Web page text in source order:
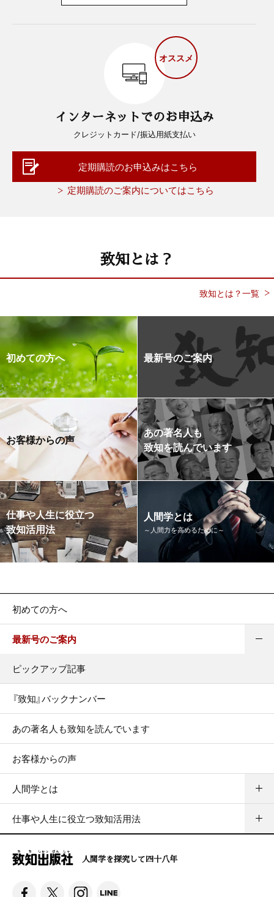
オススメ
インターネットでのお申込み
クレジットカード/振込用紙支払い
定期購読のお申込みはこちら
定期購読のご案内についてはこちら
致知とは？
致知とは？一覧
初めての方へ 最新号のご案内
お客様からの声
あの著名人も
致知を読んでいます
仕事や人生に役立つ
致知活用法
人間学とは
～人間力を高めるために～
初めての方へ
最新号のご案内
ピックアップ記事
『致知』バックナンバー
あの著名人も致知を読んでいます
お客様からの声
人間学とは
仕事や人生に役立つ致知活用法
人間学を探究して四十八年